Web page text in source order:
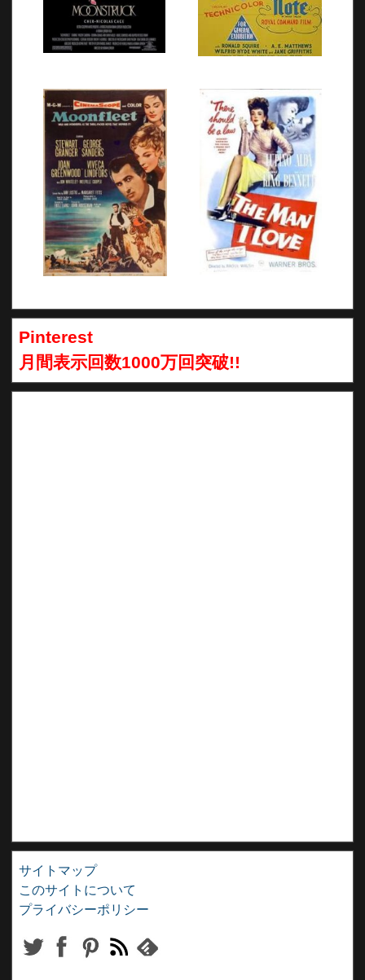
Pinterest
月間表示回数1000万回突破!!
サイトマップ
このサイトについて
プライバシーポリシー